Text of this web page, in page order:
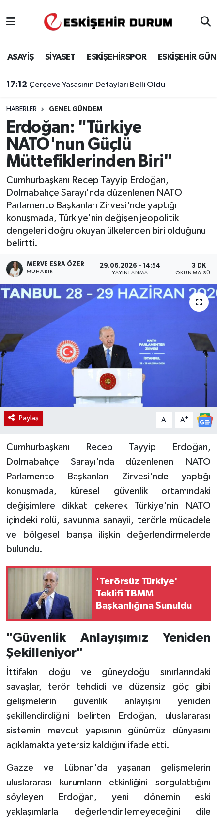
ASAYİŞ SİYASET ESKİŞEHİRSPOR ESKİŞEHİR
17:12 Çerçeve Yasasının Detayları Belli Oldu
HABERLER GENEL GÜNDEM
Erdoğan: "Türkiye
NATO'nun Güçlü
Müttefiklerinden Biri"
Cumhurbaşkanı Recep Tayyip Erdoğan,
Dolmabahçe Sarayı'nda düzenlenen NATO
Parlamento Başkanları Zirvesi'nde yaptığı
konuşmada, Türkiye'nin değişen jeopolitik
dengeleri doğru okuyan ülkelerden biri olduğunu
belirtti.
MERVE ESRA ÖZER
MUHABIR
29.06.2026 - 14:54
YAYINLANMA
3 DK
OKUNMA
Paylaş A- A+
Cumhurbaşkanı Recep Tayyip Erdoğan,
Dolmabahçe Sarayı'nda düzenlenen NATO
Parlamento Başkanları Zirvesi'nde yaptığı
konuşmada, küresel güvenlik ortamındaki
değişimlere dikkat çekerek Türkiye'nin NATO
içindeki rolü, savunma sanayii, terörle mücadele
ve bölgesel barışa ilişkin değerlendirmelerde
bulundu.
'Terörsüz Türkiye'
Teklifi TBMM
Başkanlığına Sunuldu
"Güvenlik Anlayışımız Yeniden
Şekilleniyor"
İttifakın doğu ve güneydoğu sınırlarındaki
savaşlar, terör tehdidi ve düzensiz göç gibi
gelişmelerin güvenlik anlayışını yeniden
şekillendirdiğini belirten Erdoğan, uluslararası
sistemin mevcut yapısının günümüz dünyasını
açıklamakta yetersiz kaldığını ifade etti.
Gazze ve Lübnan'da yaşanan gelişmelerin
uluslararası kurumların etkinliğini sorgulattığını
söyleyen Erdoğan, yeni dönemin eski
yaklaşımlarla değerlendirilemeyeceğini dile
Eskişehir Hava Durumu
Eskişehir Namaz Vakitleri
Eskişehir Trafik Yoğunluk Haritası
Süper Lig Puan Durumu ve Fikstür
Tüm Manşetler
Son Dakika Haberleri
Haber Arşivi